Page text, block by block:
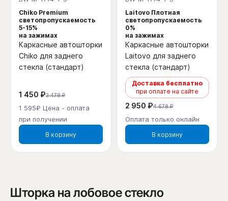
Chiko Premium
светопропускаемость
5-15%
на зажимах
Каркасные автошторки
Chiko для заднего
стекла (стандарт)
1 450 ₽3 478 ₽
1 595₽ Цена - оплата
при получении
В корзину
Laitovo Плотная
светопропускаемость
0%
на зажимах
Каркасные автошторки
Laitovo для заднего
стекла (стандарт)
Доставка бесплатно
при оплате на сайте
2 950 ₽4 678 ₽
Оплата только онлайн
В корзину
Шторка на лобовое стекло